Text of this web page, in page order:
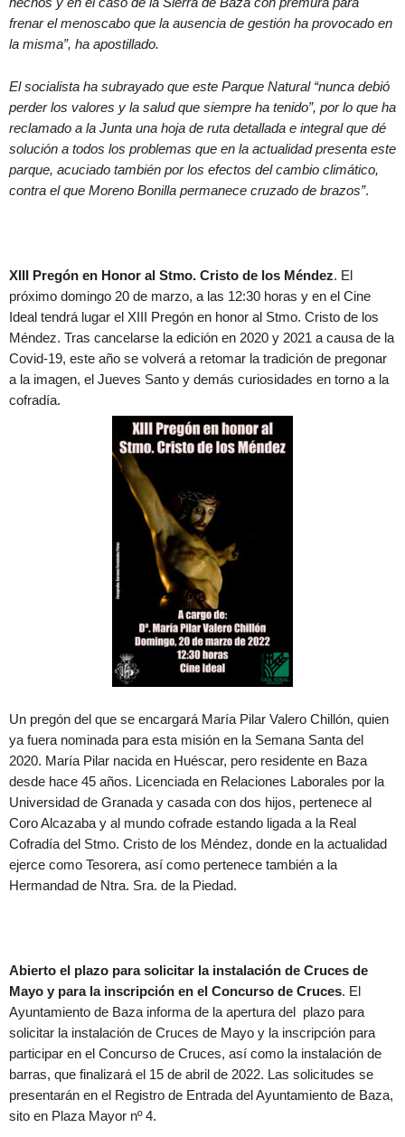
frenar el menoscabo que la ausencia de gestión ha provocado en
la misma”, ha apostillado.
El socialista ha subrayado que este Parque Natural “nunca debió
perder los valores y la salud que siempre ha tenido”, por lo que ha
reclamado a la Junta una hoja de ruta detallada e integral que dé
solución a todos los problemas que en la actualidad presenta este
parque, acuciado también por los efectos del cambio climático,
contra el que Moreno Bonilla permanece cruzado de brazos”.
XIII Pregón en Honor al Stmo. Cristo de los Méndez. El
próximo domingo 20 de marzo, a las 12:30 horas y en el Cine
Ideal tendrá lugar el XIII Pregón en honor al Stmo. Cristo de los
Méndez. Tras cancelarse la edición en 2020 y 2021 a causa de la
Covid-19, este año se volverá a retomar la tradición de pregonar
a la imagen, el Jueves Santo y demás curiosidades en torno a la
cofradía.
Un pregón del que se encargará María Pilar Valero Chillón, quien
ya fuera nominada para esta misión en la Semana Santa del
2020. María Pilar nacida en Huéscar, pero residente en Baza
desde hace 45 años. Licenciada en Relaciones Laborales por la
Universidad de Granada y casada con dos hijos, pertenece al
Coro Alcazaba y al mundo cofrade estando ligada a la Real
Cofradía del Stmo. Cristo de los Méndez, donde en la actualidad
ejerce como Tesorera, así como pertenece también a la
Hermandad de Ntra. Sra. de la Piedad.
Abierto el plazo para solicitar la instalación de Cruces de
Mayo y para la inscripción en el Concurso de Cruces. El
Ayuntamiento de Baza informa de la apertura del plazo para
solicitar la instalación de Cruces de Mayo y la inscripción para
participar en el Concurso de Cruces, así como la instalación de
barras, que finalizará el 15 de abril de 2022. Las solicitudes se
presentarán en el Registro de Entrada del Ayuntamiento de Baza,
sito en Plaza Mayor nº 4.